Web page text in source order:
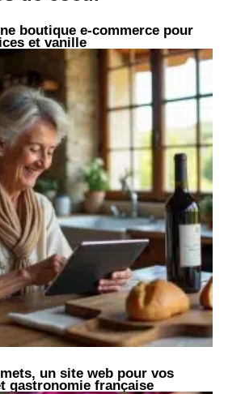
boutique e-commerce pour
et vanille
un site web pour vos
gastronomie française